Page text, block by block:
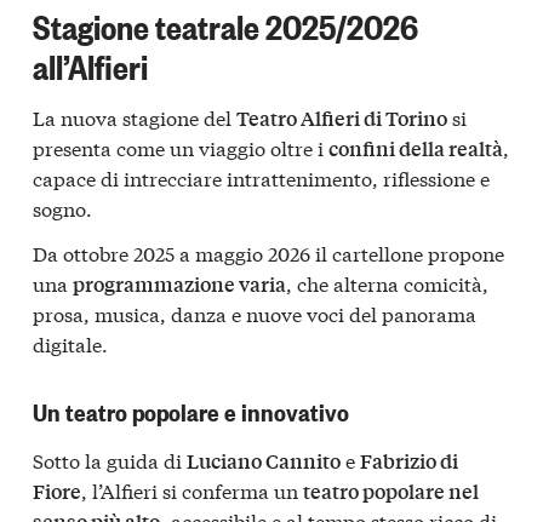
Stagione teatrale 2025/2026
all’Alfieri
La nuova stagione del Teatro Alfieri di Torinosi
presenta come un viaggio oltre i confini della realtà,
capace di intrecciare intrattenimento, riflessione e
sogno.
Da ottobre 2025 a maggio 2026 il cartellone propone
una programmazione varia, che alterna comicità,
prosa, musica, danza e nuove voci del panorama
digitale.
Un teatro popolare e innovativo
Sotto la guida di Luciano CannitoeFabrizio di
Fiore, l’Alfieri si conferma un teatro popolare nel